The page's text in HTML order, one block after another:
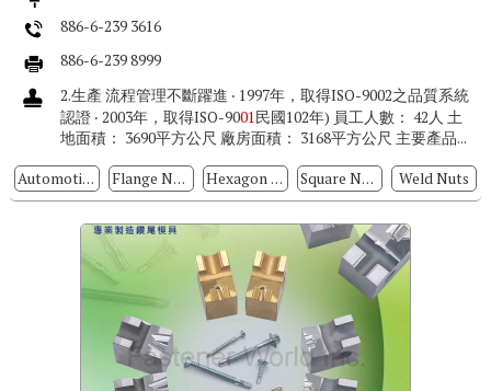
886-6-239 3616
886-6-239 8999
2.生產 流程管理不斷躍進 ‧ 1997年，取得ISO-9002之品質系統
認證 ‧ 2003年，取得ISO-9001民國102年) 員工人數： 42人 土
地面積： 3690平方公尺 廠房面積： 3168平方公尺 主要產品...
Automotive Nuts Flange Nuts Hexagon Nuts Square Nuts Weld Nuts